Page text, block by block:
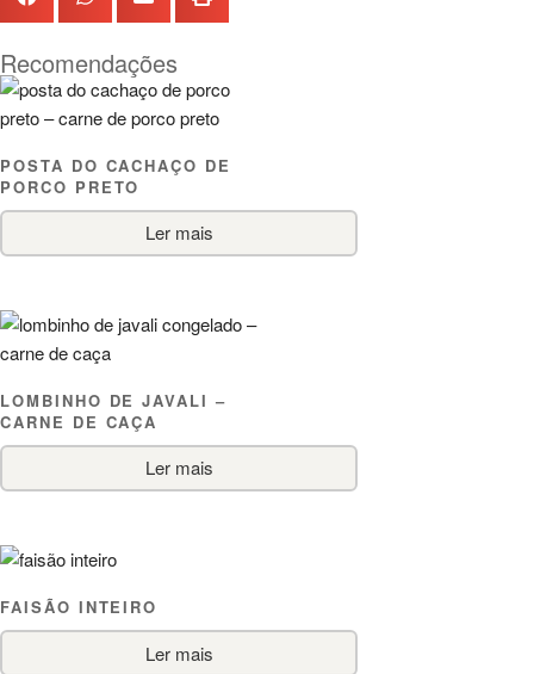
Recomendações
POSTA DO CACHAÇO DE
PORCO PRETO
Ler mais
LOMBINHO DE JAVALI –
CARNE DE CAÇA
Ler mais
FAISÃO INTEIRO
Ler mais